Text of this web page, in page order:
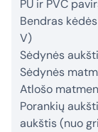
PU ir PVC
Bendras
V)
Sėdynės
Sėdynės
Atlošo
Porankių
aukštis (nuo